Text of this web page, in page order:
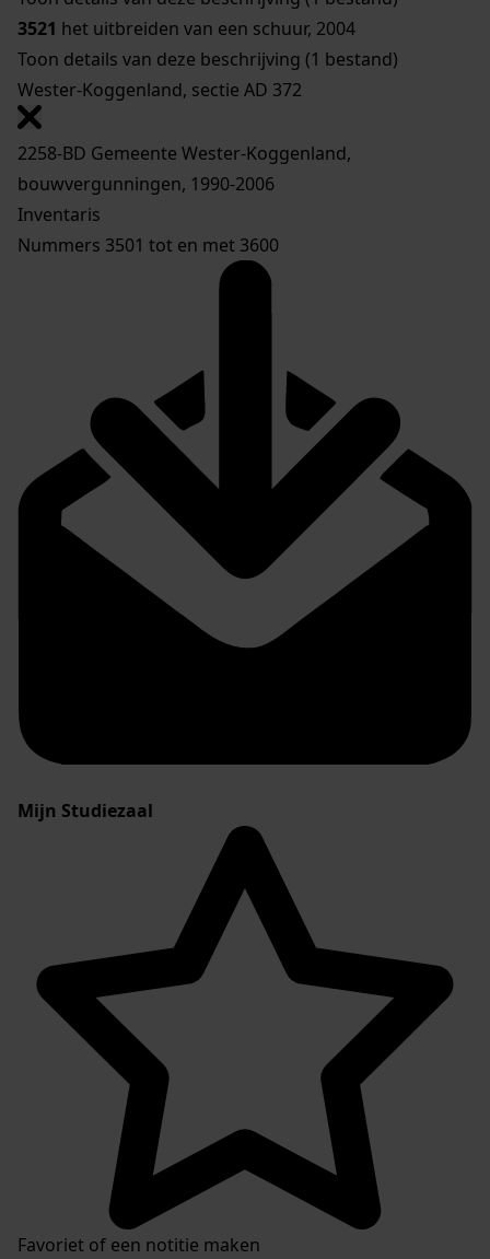
3521 het uitbreiden van een schuur, 2004
Toon details van deze beschrijving (1 bestand)
Wester-Koggenland, sectie AD 372
2258-BD Gemeente Wester-Koggenland,
bouwvergunningen, 1990-2006
Inventaris
Nummers 3501 tot en met 3600
Mijn Studiezaal
Favoriet of een notitie maken